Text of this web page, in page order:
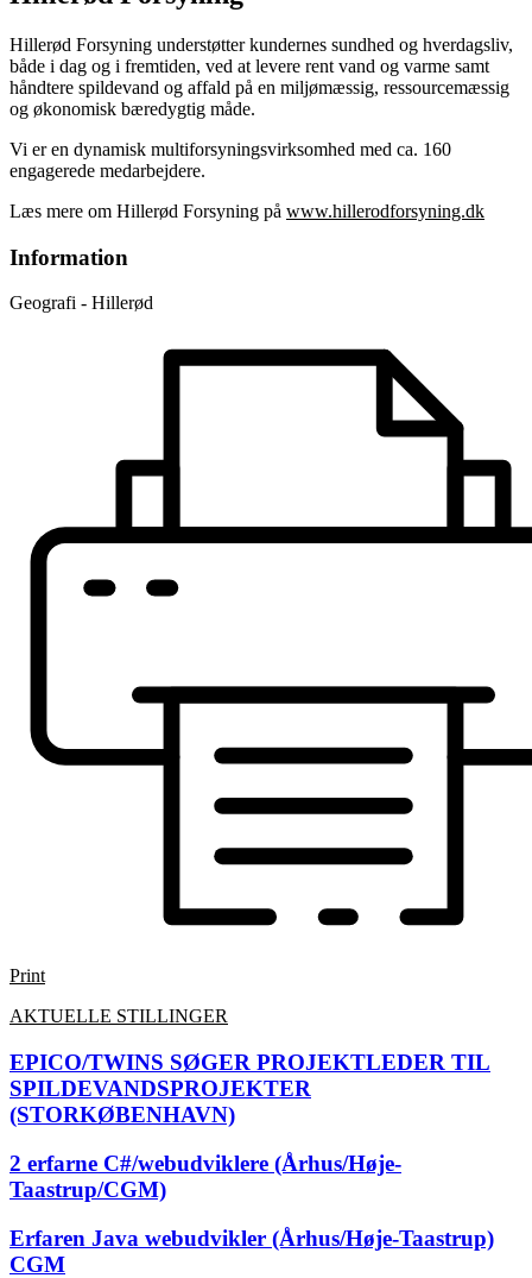
Hillerød Forsyning understøtter kundernes sundhed og hverdagsliv,
både i dag og i fremtiden, ved at levere rent vand og varme samt
håndtere spildevand og affald på en miljømæssig, ressourcemæssig
og økonomisk bæredygtig måde.
Vi er en dynamisk multiforsyningsvirksomhed med ca. 160
engagerede medarbejdere.
Læs mere om Hillerød Forsyning på www.hillerodforsyning.dk
Information
Geografi - Hillerød
Print
AKTUELLE STILLINGER
EPICO/TWINS SØGER PROJEKTLEDER TIL
SPILDEVANDSPROJEKTER
(STORKØBENHAVN)
2 erfarne C#/webudviklere (Århus/Høje-
Taastrup/CGM)
Erfaren Java webudvikler (Århus/Høje-Taastrup)
CGM